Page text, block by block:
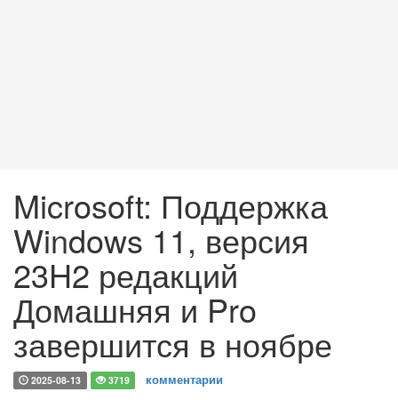
Microsoft: Поддержка
Windows 11, версия
23H2 редакций
Домашняя и Pro
завершится в ноябре
2025-08-13 3719 комментарии